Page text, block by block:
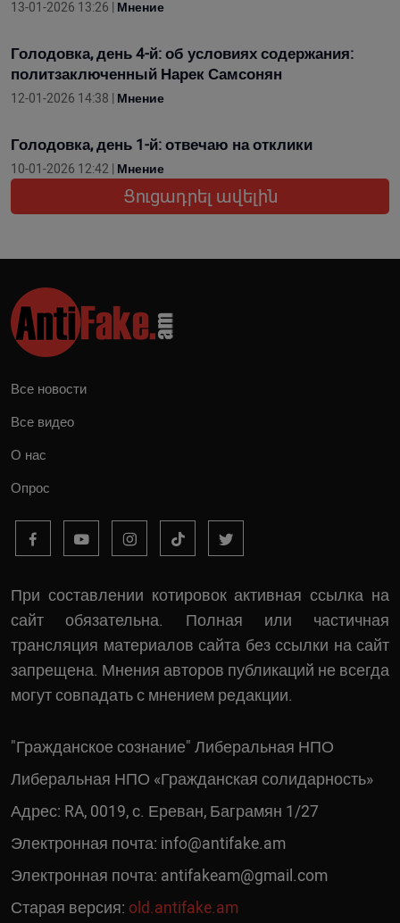
13-01-2026 13:26 | Мнение
Голодовка, день 4-й: об условиях содержания:
политзаключенный Нарек Самсонян
12-01-2026 14:38 | Мнение
Голодовка, день 1-й: отвечаю на отклики
10-01-2026 12:42 | Мнение
Ցուցադրել ավելին
Все новости
Все видео
О нас
Опрос
При составлении котировок активная ссылка на
сайт обязательна. Полная или частичная
трансляция материалов сайта без ссылки на сайт
запрещена. Мнения авторов публикаций не всегда
могут совпадать с мнением редакции.
"Гражданское сознание" Либеральная НПО
Либеральная НПО «Гражданская солидарность»
Адрес: RA, 0019, c. Ереван, Баграмян 1/27
Электронная почта: info@antifake.am
Электронная почта: antifakeam@gmail.com
Старая версия: old.antifake.am